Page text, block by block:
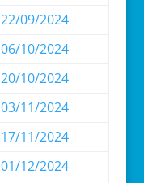
22/09/2024
06/10/2024
20/10/2024
03/11/2024
17/11/2024
01/12/2024